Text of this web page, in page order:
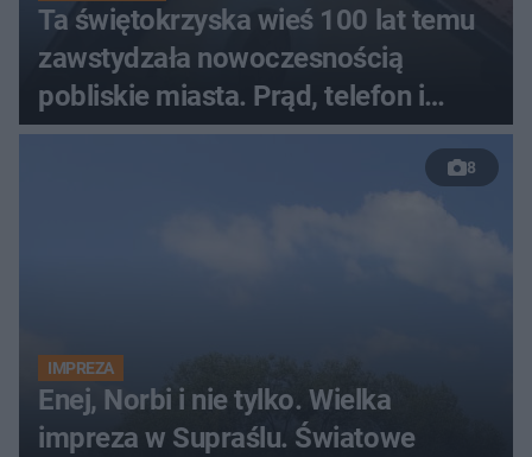
Ta świętokrzyska wieś 100 lat temu
zawstydzała nowoczesnością
pobliskie miasta. Prąd, telefon i
luksusowa auta
8
IMPREZA
Enej, Norbi i nie tylko. Wielka
impreza w Supraślu. Światowe